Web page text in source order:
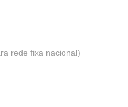
rede fixa nacional)